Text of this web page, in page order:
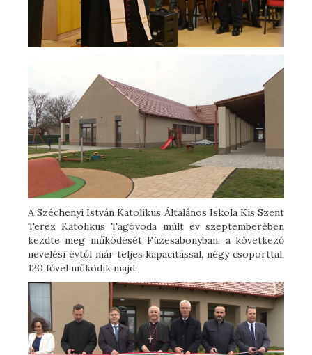
A Széchenyi István Katolikus Általános Iskola Kis Szent
Teréz Katolikus Tagóvoda múlt év szeptemberében
kezdte meg működését Füzesabonyban, a következő
nevelési évtől már teljes kapacitással, négy csoporttal,
120 fővel működik majd.